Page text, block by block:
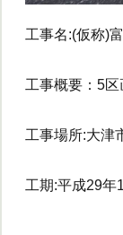
工事名:(仮称)
工事概要：5
工事場所:大
工期:平成29年